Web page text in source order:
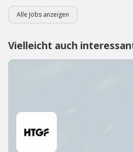
Alle Jobs anzeigen
Vielleicht auch